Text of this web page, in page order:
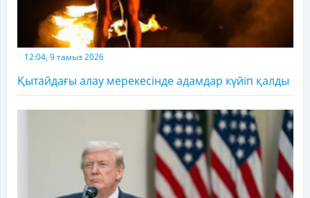
12:04, 9 тамыз 2026
Қытайдағы алау мерекесінде адамдар күйіп қалды